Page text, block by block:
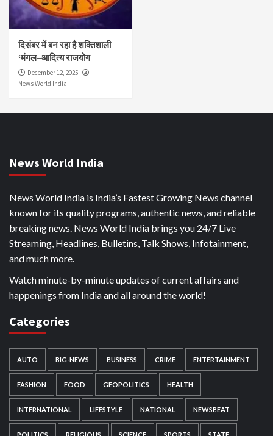
दिसंबर में बन रहा है शक्तिशाली
‘मंगल–आदित्य राजयोग
December 12, 2025
News World India
News World India
News World India is India’s Fastest Growing News channel
known for its quality programs, authentic news, and reliable
breaking news. News World India brings you 24/7 Live
Streaming, Headlines, Bulletins, Talk Shows, Infotainment,
and much more.
Watch minute-by-minute updates of current affairs and
happenings from India and all around the world!
Categories
AUTO BIG-NEWS BUSINESS CRIME ENTERTAINMENT
FASHION FOOD GEOPOLITICS HEALTH
INTERNATIONAL LIFESTYLE NATIONAL NEWSBEAT